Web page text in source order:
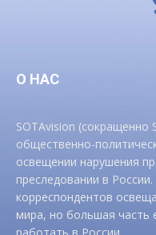
О НАС
SOTAvision (сокращенно
общественно-
освещении нарушения
преследовании в
корреспондентов
мира, но большая часть